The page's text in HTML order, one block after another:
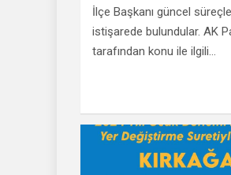
İlçe Başkanı güncel
istişarede bulundular. AK
tarafından konu ile ilgili…